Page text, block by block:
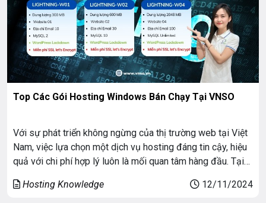
Top Các Gói Hosting Windows Bán Chạy Tại VNSO
Với sự phát triển không ngừng của thị trường web tại Việt
Nam, việc lựa chọn một dịch vụ hosting đáng tin cậy, hiệu
quả với chi phí hợp lý luôn là mối quan tâm hàng đầu. Tại
dễ sử dụng, phù […]
Hosting Knowledge 12/11/2024